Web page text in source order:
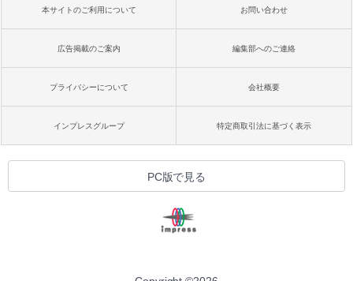
本サイトのご利用について お問い合わせ
広告掲載のご案内 編集部へのご連絡
プライバシーについて 会社概要
インプレスグループ 特定商取引法に基づく表示
PC版で見る